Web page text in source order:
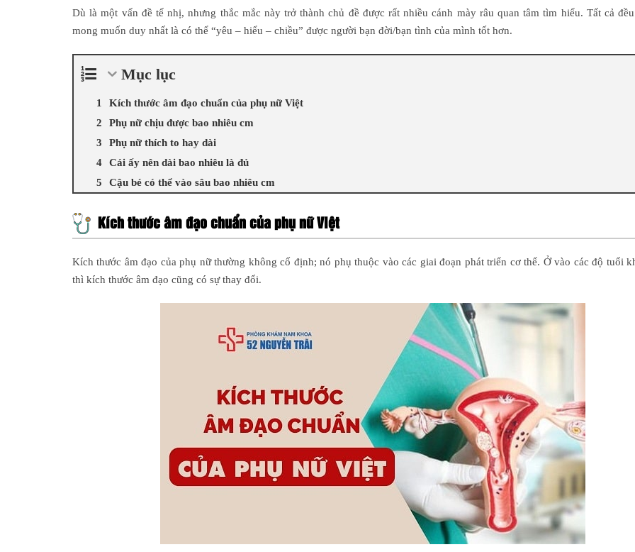
Dù là một vấn đề tế nhị, nhưng thắc mắc này trở thành chủ đề được rất nhiều cánh mày râu quan tâm tìm hiểu. Tất cả
mong muốn duy nhất là có thể “yêu – hiểu – chiều” được người bạn đời/bạn tình của mình tốt hơn.
Mục lục
Kích thước âm đạo chuẩn của phụ nữ Việt
Phụ nữ chịu được bao nhiêu cm
Phụ nữ thích to hay dài
Cái ấy nên dài bao nhiêu là đủ
Cậu bé có thể vào sâu bao nhiêu cm
Kích thước âm đạo chuẩn của phụ nữ Việt
Kích thước âm đạo của phụ nữ thường không cố định; nó phụ thuộc vào các giai đoạn phát triển cơ thể. Ở vào các độ tuổi
thì kích thước âm đạo cũng có sự thay đổi.